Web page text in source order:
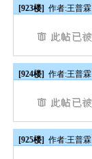
[923楼] 作者:王普霖
[924楼] 作者:王普霖
[925楼] 作者:王普霖